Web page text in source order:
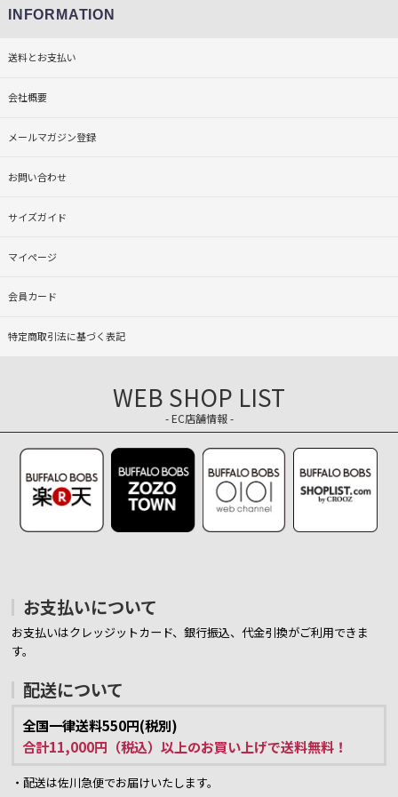
INFORMATION
送料とお支払い
会社概要
メールマガジン登録
お問い合わせ
サイズガイド
マイページ
会員カード
特定商取引法に基づく表記
WEB SHOP LIST
- EC店舗情報 -
お支払いについて
お支払いはクレッジットカード、銀行振込、代金引換がご利用できま
す。
配送について
全国一律送料550円(税別)
合計11,000円（税込）以上のお買い上げで送料無料！
・配送は佐川急便でお届けいたします。